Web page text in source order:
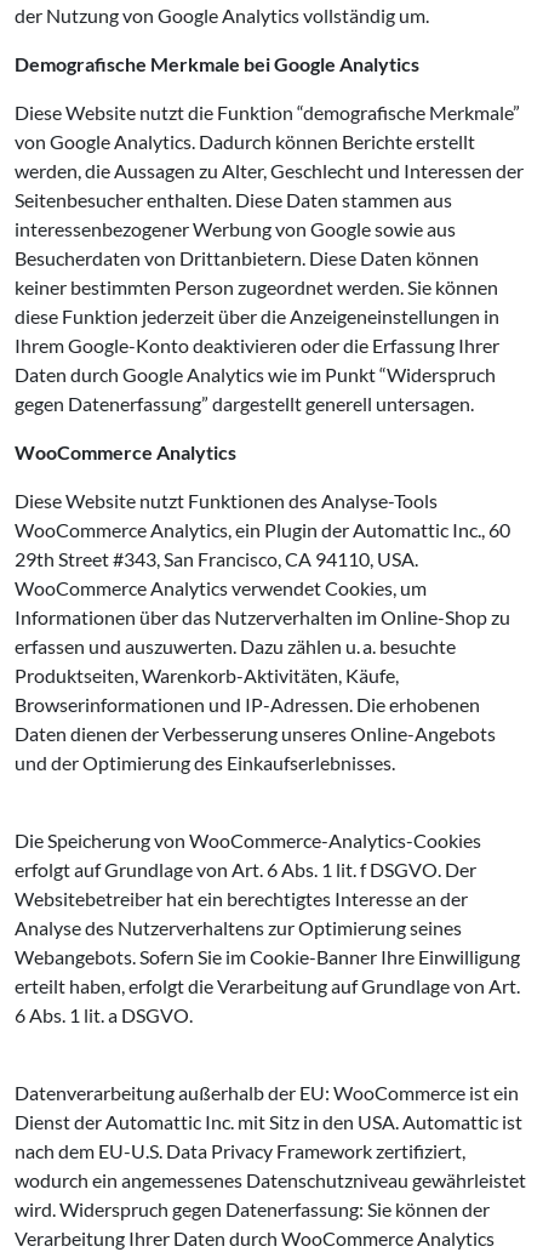
der Nutzung von Google Analytics vollständig um.
Demografische Merkmale bei Google Analytics
Diese Website nutzt die Funktion “demografische Merkmale”
von Google Analytics. Dadurch können Berichte erstellt
werden, die Aussagen zu Alter, Geschlecht und Interessen der
Seitenbesucher enthalten. Diese Daten stammen aus
interessenbezogener Werbung von Google sowie aus
Besucherdaten von Drittanbietern. Diese Daten können
keiner bestimmten Person zugeordnet werden. Sie können
diese Funktion jederzeit über die Anzeigeneinstellungen in
Ihrem Google-Konto deaktivieren oder die Erfassung Ihrer
Daten durch Google Analytics wie im Punkt “Widerspruch
gegen Datenerfassung” dargestellt generell untersagen.
WooCommerce Analytics
Diese Website nutzt Funktionen des Analyse-Tools
WooCommerce Analytics, ein Plugin der Automattic Inc., 60
29th Street #343, San Francisco, CA 94110, USA.
WooCommerce Analytics verwendet Cookies, um
Informationen über das Nutzerverhalten im Online-Shop zu
erfassen und auszuwerten. Dazu zählen u. a. besuchte
Produktseiten, Warenkorb-Aktivitäten, Käufe,
Browserinformationen und IP-Adressen. Die erhobenen
Daten dienen der Verbesserung unseres Online-Angebots
und der Optimierung des Einkaufserlebnisses.
Die Speicherung von WooCommerce-Analytics-Cookies
erfolgt auf Grundlage von Art. 6 Abs. 1 lit. f DSGVO. Der
Websitebetreiber hat ein berechtigtes Interesse an der
Analyse des Nutzerverhaltens zur Optimierung seines
Webangebots. Sofern Sie im Cookie-Banner Ihre Einwilligung
erteilt haben, erfolgt die Verarbeitung auf Grundlage von Art.
6 Abs. 1 lit. a DSGVO.
Datenverarbeitung außerhalb der EU: WooCommerce ist ein
Dienst der Automattic Inc. mit Sitz in den USA. Automattic ist
nach dem EU-U.S. Data Privacy Framework zertifiziert,
wodurch ein angemessenes Datenschutzniveau gewährleistet
wird. Widerspruch gegen Datenerfassung: Sie können der
Verarbeitung Ihrer Daten durch WooCommerce Analytics